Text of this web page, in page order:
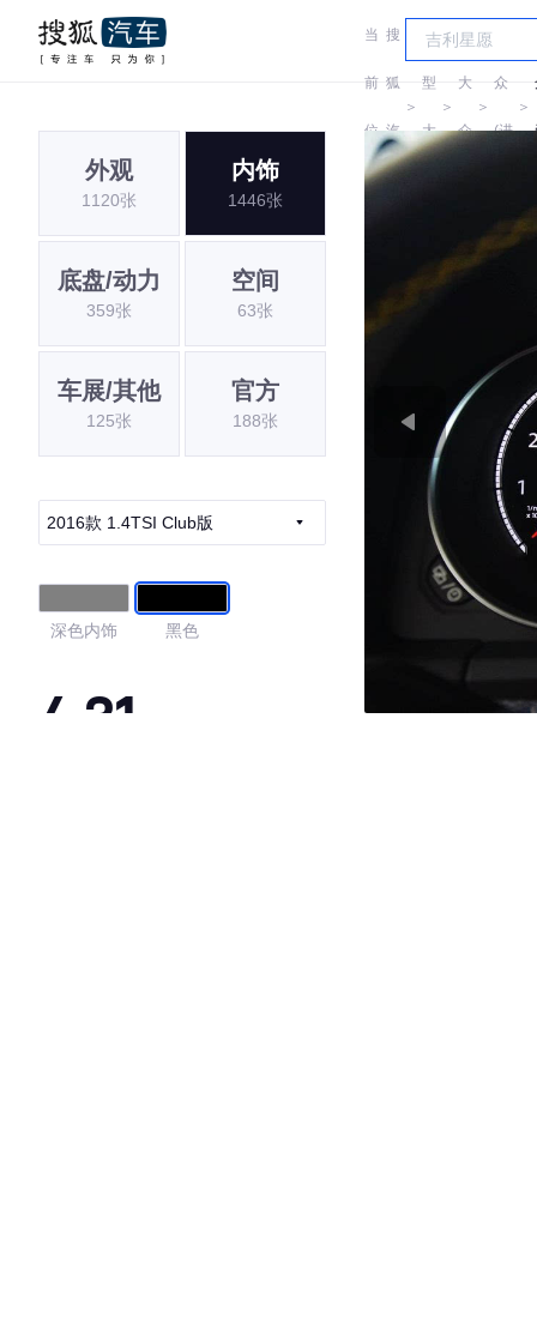
当
前
位
置:
搜
狐
汽
车
＞
车
型
大
＞
大
众
＞
众
(进
＞
外观
1120张
内饰
1446张
底盘/动力
359张
空间
63张
车展/其他
125张
官方
188张
2016款 1.4TSI Club版
深色内饰 黑色
4.31